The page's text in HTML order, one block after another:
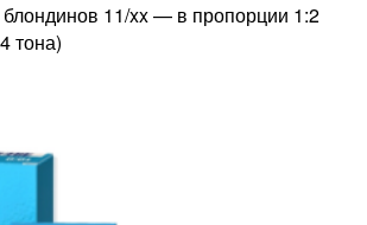
11/xx — в пропорции 1:2
тона)